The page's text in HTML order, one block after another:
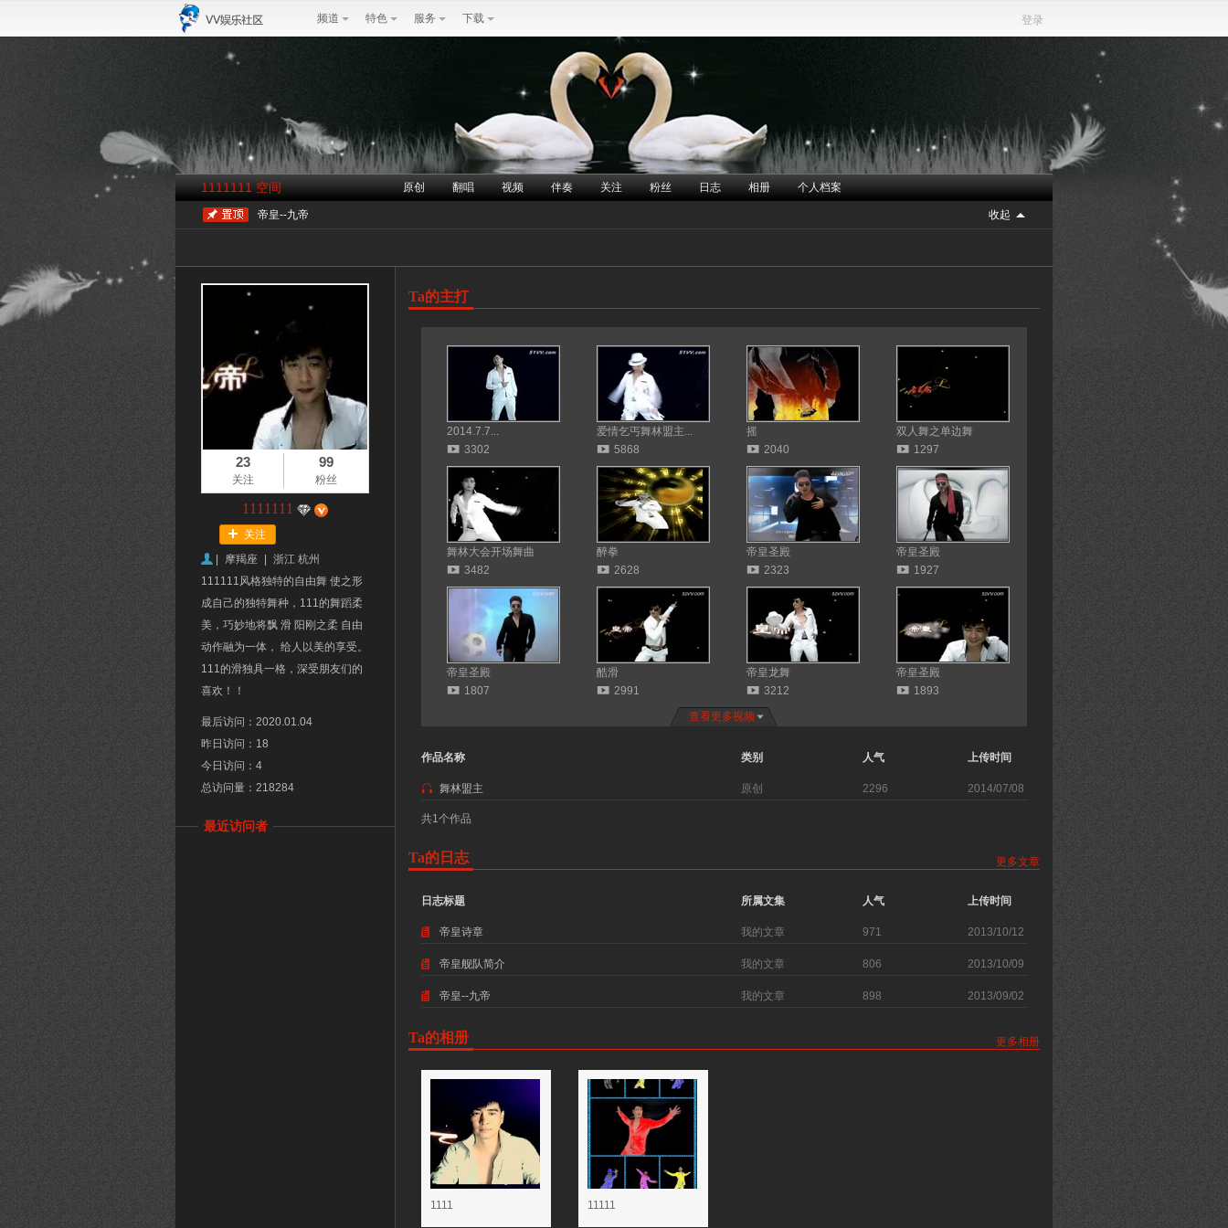
频道 特色 服务 下载 登录
1111111 空间 原创 翻唱 视频 伴奏 关注 粉丝 日志 相册 个人档案
帝皇--九帝 收起
23
关注
99
粉丝
1111111
关注
摩羯座
浙江 杭州
111111风格独特的自由舞 使之形
成自己的独特舞种，111的舞蹈柔
美，巧妙地将飘 滑 阳刚之柔 自由
动作融为一体， 给人以美的享受。
111的滑独具一格，深受朋友们的
喜欢！！
最后访问：2020.01.04
昨日访问：18
今日访问：4
总访问量：218284
最近访问者
Ta的主打
2014.7.7...
3302
爱情乞丐舞林盟主...
5868
摇
2040
双人舞之单边舞
1297
舞林大会开场舞曲
3482
醉拳
2628
帝皇圣殿
2323
帝皇圣殿
1927
帝皇圣殿
1807
酷滑
2991
帝皇龙舞
3212
帝皇圣殿
1893
查看更多视频
作品名称 类别 人气 上传时间
舞林盟主 原创 2296 2014/07/08
共1个作品
Ta的日志 更多文章
日志标题 所属文集 人气 上传时间
帝皇诗章 我的文章 971 2013/10/12
帝皇舰队简介 我的文章 806 2013/10/09
帝皇--九帝 我的文章 898 2013/09/02
Ta的相册 更多相册
1111 11111